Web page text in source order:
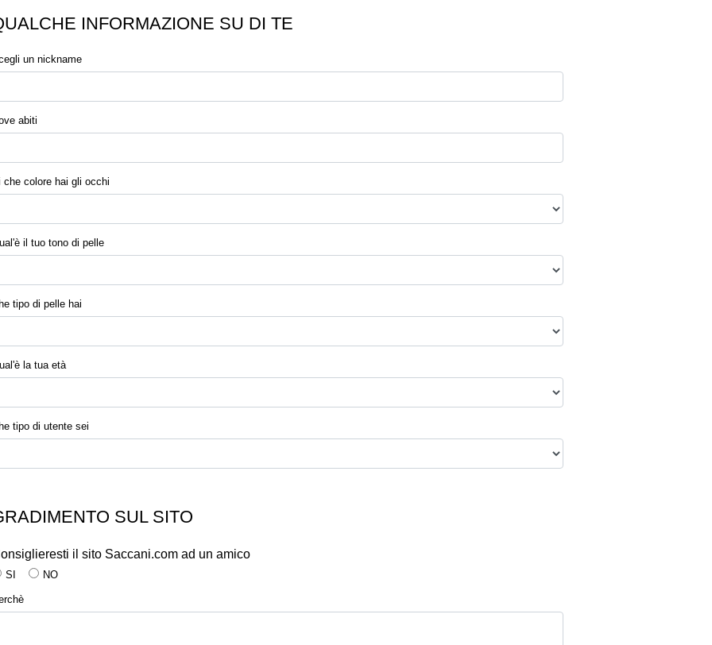
INFORMAZIONE SU DI TE
un nickname
abiti
che colore hai gli occhi
il tuo tono di pelle
tipo di pelle hai
la tua età
tipo di utente sei
SUL SITO
il sito Saccani.com ad un amico
SI NO